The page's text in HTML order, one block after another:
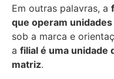
Em outras palavras, a
que operam
sob a marca e
a filial é uma unidade
matriz.